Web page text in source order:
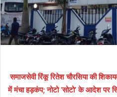
समाजसेवी रिंकू रितेश चौरसिया की
में मंचा हड़कंप; नोटो ‘सोटो’ के आदेश पर